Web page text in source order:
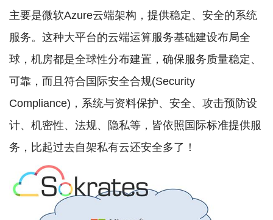
主要是微软Azure云端架构，提供稳定、安全的系统
服务。这种大平台的云端运算服务基础建设布局全
球，机房都是全球性分布建置，确保服务质量稳定、
可靠，而且符合国际安全合规(Security
Compliance)，系统与资料保护、安全、攻击预防设
计、机密性、法规、隐私等，皆依照国际标准提供服
务，比起过去自架私有云还安全多了！